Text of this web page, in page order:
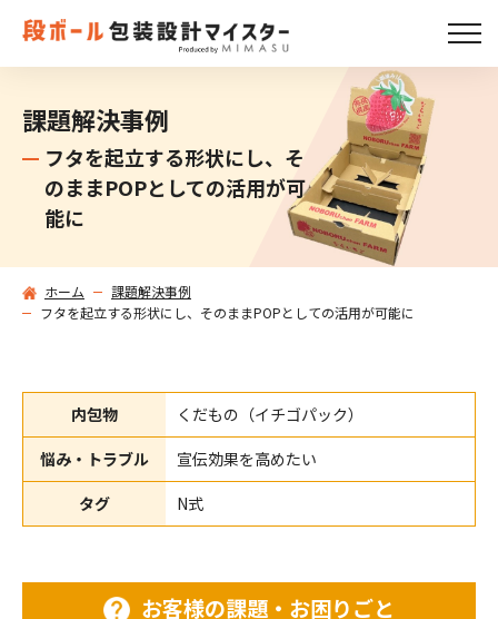
課題解決事例
フタを起立する形状にし、そ
のままPOPとしての活用が可
能に
ホーム
課題解決事例
フタを起立する形状にし、そのままPOPとしての活用が可能に
内包物
くだもの（イチゴパック）
悩み・トラブル
宣伝効果を高めたい
タグ
N式
お客様の課題・お困りごと